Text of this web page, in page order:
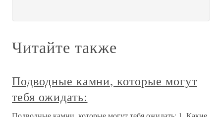
Читайте также
Подводные камни, которые могут
тебя ожидать: